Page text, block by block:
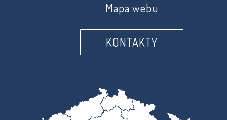
Mapa webu
KONTAKTY